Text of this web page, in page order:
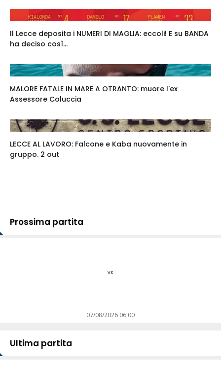
Il Lecce deposita i NUMERI DI MAGLIA: eccoli! E su BANDA
ha deciso così...
MALORE FATALE IN MARE A OTRANTO: muore l'ex
Assessore Coluccia
LECCE AL LAVORO: Falcone e Kaba nuovamente in
gruppo. 2 out
Prossima partita
vs
07/08/2026 06:00
Ultima partita